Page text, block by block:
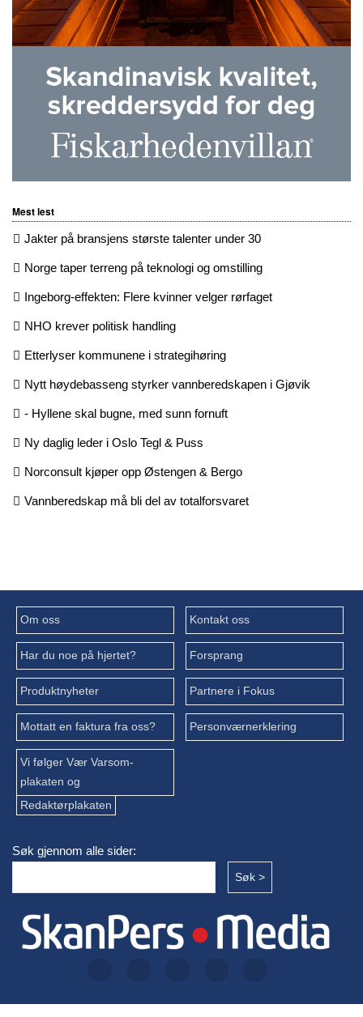
Mest lest
Jakter på bransjens største talenter under 30
Norge taper terreng på teknologi og omstilling
Ingeborg-effekten: Flere kvinner velger rørfaget
NHO krever politisk handling
Etterlyser kommunene i strategihøring
Nytt høydebasseng styrker vannberedskapen i Gjøvik
- Hyllene skal bugne, med sunn fornuft
Ny daglig leder i Oslo Tegl & Puss
Norconsult kjøper opp Østengen & Bergo
Vannberedskap må bli del av totalforsvaret
Om oss Kontakt oss
Har du noe på hjertet? Forsprang
Produktnyheter Partnere i Fokus
Mottatt en faktura fra oss? Personværnerklering
Vi følger Vær Varsom-
plakaten og
Redaktørplakaten
Søk gjennom alle sider: